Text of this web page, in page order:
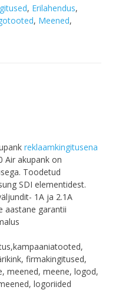
, Erilahendus,
, Meened,
reklaamkingitusena
Air akupank on
Toodetud
SDI elementidest.
1A ja 2.1A
aastane garantii
firmakingitused,
meened, meene, logod,
logoriided